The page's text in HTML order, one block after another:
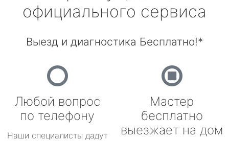
официального сервиса
Выезд и диагностика Бесплатно!*
Любой вопрос
по телефону
Наши специалисты дадут
Мастер
бесплатно
выезжает на дом